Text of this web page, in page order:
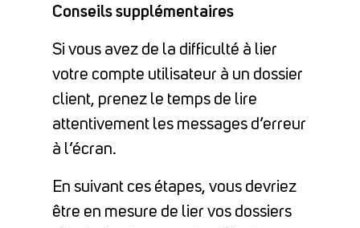
Conseils supplémentaires
Si vous avez de la difficulté à lier
votre compte utilisateur à un dossier
client, prenez le temps de lire
attentivement les messages d’erreur
à l’écran.
En suivant ces étapes, vous devriez
être en mesure de lier vos dossiers